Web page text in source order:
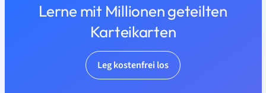
Lerne mit Millionen geteilten
Karteikarten
Leg kostenfrei los